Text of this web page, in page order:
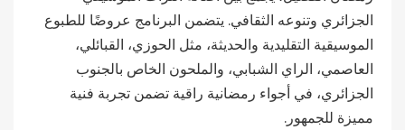
الجزائري وتنوعه الثقافي. يتضمن البرنامج عروضًا للطبوع
الموسيقية التقليدية والحديثة، مثل الحوزي، القبائلي،
العاصمي، الراي الشبابي، والملحون الخاص بالجنوب
الجزائري، في أجواء رمضانية راقية تضمن تجربة فنية
مميزة للجمهور.